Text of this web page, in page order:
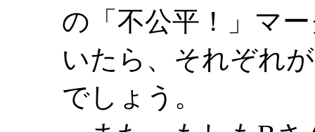
の「不公平！」マ
いたら、それぞれ
でしょう。